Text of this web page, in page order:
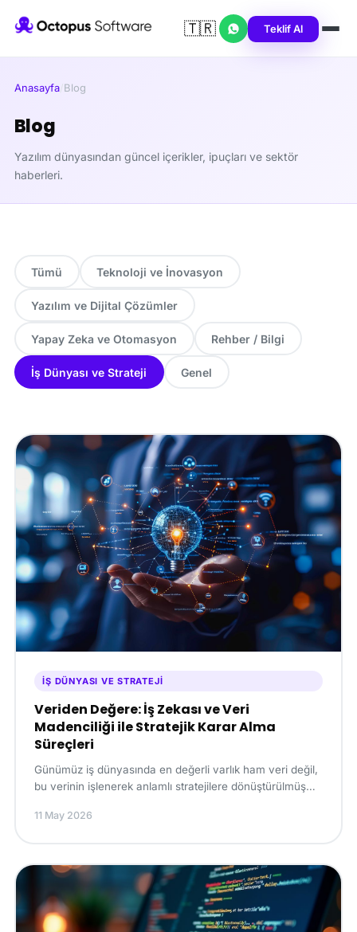
🇹🇷 Teklif Al
Anasayfa/Blog
Blog
Yazılım dünyasından güncel içerikler, ipuçları ve sektör
haberleri.
Tümü Teknoloji ve İnovasyon
Yazılım ve Dijital Çözümler
Yapay Zeka ve Otomasyon Rehber / Bilgi
İş Dünyası ve Strateji Genel
İŞ DÜNYASI VE STRATEJI
Veriden Değere: İş Zekası ve Veri
Madenciliği ile Stratejik Karar Alma
Süreçleri
Günümüz iş dünyasında en değerli varlık ham veri değil,
bu verinin işlenerek anlamlı stratejilere dönüştürülmüş
11 May 2026